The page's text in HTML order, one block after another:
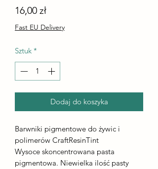
16,00 złCena
Fast EU Delivery
Sztuk *
Dodaj do koszyka
Barwniki pigmentowe do żywic i
polimerów CraftResinTint
Wysoce skoncentrowana pasta
pigmentowa. Niewielka ilość pasty